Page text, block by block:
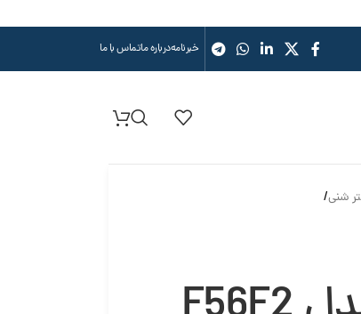
خبرنامهدرباره ماتماس با ما
/